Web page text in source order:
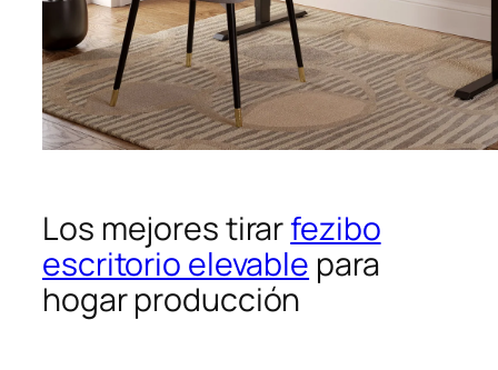
Los mejores tirarfezibo
escritorio elevable para
hogar producción